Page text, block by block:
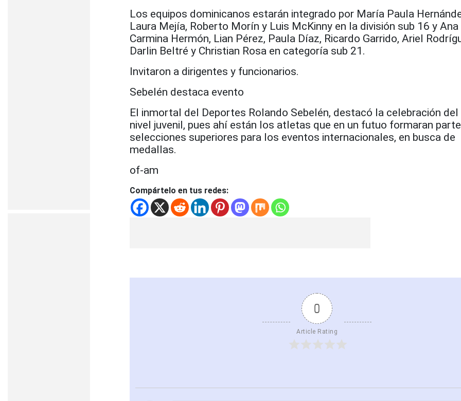
Los equipos dominicanos estarán integrado por María Paula
Laura Mejía, Roberto Morín y Luis McKinny en la división sub 16 y Ana
Carmina Hermón, Lian Pérez, Paula Díaz, Ricardo Garrido, Ariel
Darlin Beltré y Christian Rosa en categoría sub 21.
Invitaron a dirigentes y funcionarios.
Sebelén destaca evento
El inmortal del Deportes Rolando Sebelén, destacó la celebración
nivel juvenil, pues ahí están los atletas que en un futuo formaran
selecciones superiores para los eventos internacionales, en busca de
medallas.
of-am
Compártelo en tus redes:
0
Article Rating